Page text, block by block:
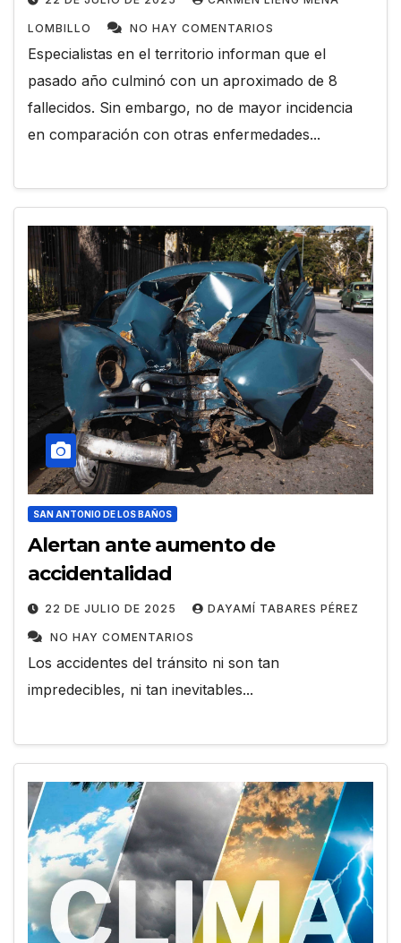
LOMBILLO NO HAY COMENTARIOS
Especialistas en el territorio informan que el
pasado año culminó con un aproximado de 8
fallecidos. Sin embargo, no de mayor incidencia
en comparación con otras enfermedades...
SAN ANTONIO DE LOS BAÑOS
Alertan ante aumento de
accidentalidad
22 DE JULIO DE 2025 DAYAMÍ TABARES PÉREZ
NO HAY COMENTARIOS
Los accidentes del tránsito ni son tan
impredecibles, ni tan inevitables...